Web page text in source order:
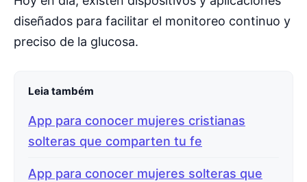
diseñados para facilitar el monitoreo continuo y
preciso de la glucosa.
Leia também
App para conocer mujeres cristianas
solteras que comparten tu fe
App para conocer mujeres solteras que